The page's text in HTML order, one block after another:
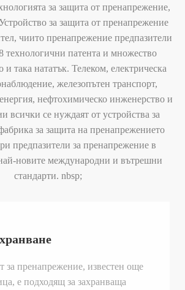
за защита от пренапрежение,
за защита от пренапрежение
чиито пренапрежение предпазители
технологични патента и множество
и така нататък. Телеком, електрическа
железопътен транспорт,
нефтохимическо инженерство и
всички се нуждаят от устройства за
за защита на пренапрежението
предпазители за пренапрежение в
новите международни и вътрешни
стандарти. nbsp;
за пренапрежение, известен още
е подходящ за захранваща